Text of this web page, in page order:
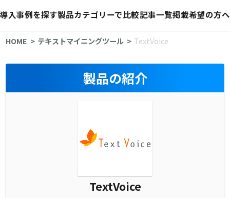
導入事例を探す製品カテゴリーで比較記事一覧掲載希望の方へ
HOME テキストマイニングツール TextVoice
製品の紹介
TextVoice